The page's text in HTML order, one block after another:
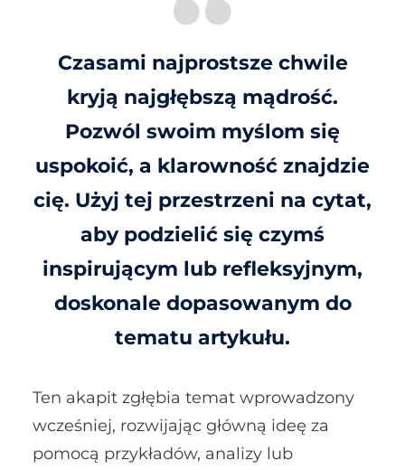
Czasami najprostsze chwile
kryją najgłębszą mądrość.
Pozwól swoim myślom się
uspokoić, a klarowność znajdzie
cię. Użyj tej przestrzeni na cytat,
aby podzielić się czymś
inspirującym lub refleksyjnym,
doskonale dopasowanym do
tematu artykułu.
Ten akapit zgłębia temat wprowadzony
wcześniej, rozwijając główną ideę za
pomocą przykładów, analizy lub